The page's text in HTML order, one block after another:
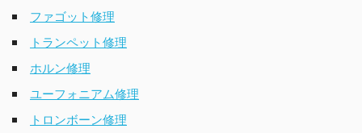
ファゴット修理
トランペット修理
ホルン修理
ユーフォニアム修理
トロンボーン修理